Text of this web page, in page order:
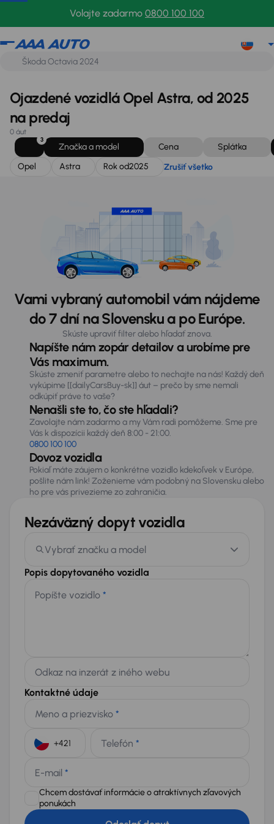
Volajte zadarmo 0800 100 100
Opel
Ojazdené vozidlá Opel Astra, od 2025
na predaj
0 áut
3
Značka a model Cena
Splátka
Opel
Astra Rok od2025 Zrušiť všetko
Vami vybraný automobil vám nájdeme
do 7 dní na Slovensku a po Európe.
Skúste upraviť filter alebo hľadať znova.
Napíšte nám zopár detailov a urobíme pre
Vás maximum.
Skúste zmeniť parametre alebo to nechajte na nás! Každý deň
vykúpime [[dailyCarsBuy-sk]] áut – prečo by sme nemali
odkúpiť práve to vaše?
Nenašli ste to, čo ste hľadali?
Zavolajte nám zadarmo a my Vám radi pomôžeme. Sme pre
Vás k dispozícii každý deň 8:00 - 21:00.
0800 100 100
Dovoz vozidla
Pokiaľ máte záujem o konkrétne vozidlo kdekoľvek v Európe,
pošlite nám link! Zoženieme vám podobný na Slovensku alebo
ho pre vás privezieme zo zahraničia.
Nezáväzný dopyt vozidla
Vybrať značku a model
Popis dopytovaného vozidla
Popíšte vozidlo *
Odkaz na inzerát z iného webu
Kontaktné údaje
Meno a priezvisko *
Telefón *
E-mail *
Chcem dostávať informácie o atraktívnych zľavových
ponukách